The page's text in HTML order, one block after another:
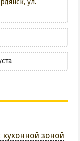
ул.
зоной